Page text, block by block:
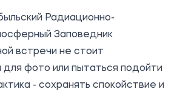
Радиационно-
Заповедник
встречи не стоит
для фото или пытаться подойти
- сохранять спокойствие и